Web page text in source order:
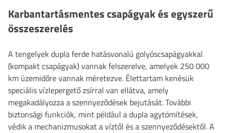
Karbantartásmentes csapágyak és egyszerű
összeszerelés
A tengelyek dupla ferde hatásvonalú golyóscsapágyakkal
(kompakt csapágyak) vannak felszerelve, amelyek 250 000
km üzemidőre vannak méretezve. Élettartam kenésük
speciális vízlepergető zsírral van ellátva, amely
megakadályozza a szennyeződések bejutását. További
biztonsági funkciók, mint például a dupla agytömítések,
védik a mechanizmusokat a víztől és a szennyeződésektől. A